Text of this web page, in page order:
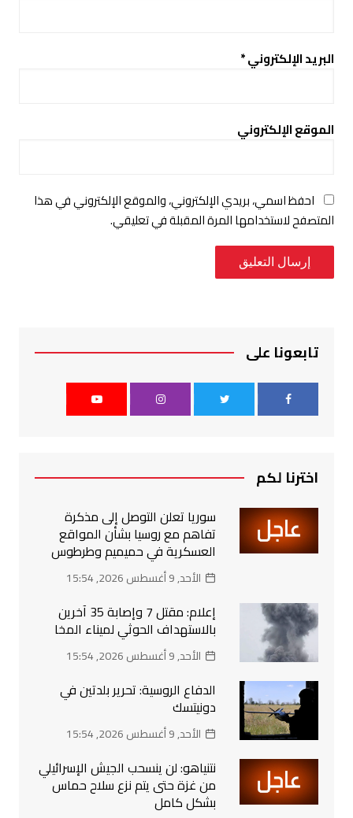
البريد الإلكتروني*
الموقع الإلكتروني
احفظ اسمي، بريدي الإلكتروني، والموقع الإلكتروني في هذا
المتصفح لاستخدامها المرة المقبلة في تعليقي.
تابعونا على
اخترنا لكم
سوريا تعلن التوصل إلى مذكرة
تفاهم مع روسيا بشأن المواقع
العسكرية في حميميم وطرطوس
الأحد, 9 أغسطس 2026, 15:54
إعلام: مقتل 7 وإصابة 35 آخرين
بالاستهداف الحوثي لميناء المخا
الأحد, 9 أغسطس 2026, 15:54
الدفاع الروسية: تحرير بلدتين في
دونيتسك
الأحد, 9 أغسطس 2026, 15:54
نتنياهو: لن ينسحب الجيش الإسرائيلي
من غزة حتى يتم نزع سلاح حماس
بشكل كامل